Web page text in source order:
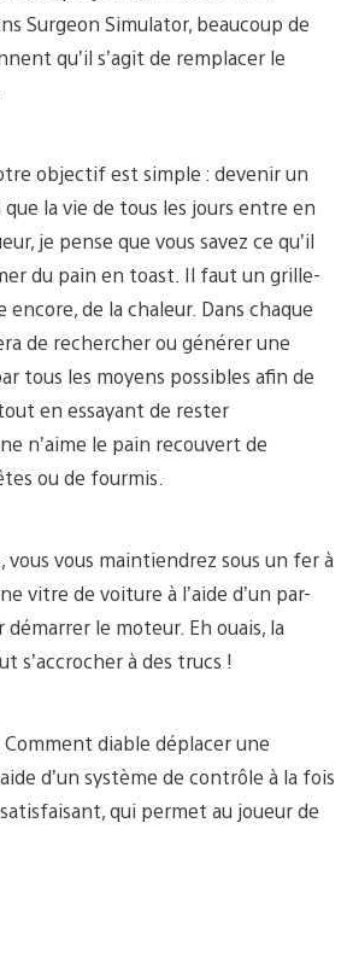
Surgeon Simulator, beaucoup de
qu’il s’agit de remplacer le
objectif est simple : devenir un
que la vie de tous les jours entre en
je pense que vous savez ce qu’il
du pain en toast. Il faut un grille-
encore, de la chaleur. Dans chaque
de rechercher ou générer une
tous les moyens possibles afin de
en essayant de rester
n’aime le pain recouvert de
ou de fourmis.
vous vous maintiendrez sous un fer à
vitre de voiture à l’aide d’un par-
le moteur. Eh ouais, la
s’accrocher à des trucs !
Comment diable déplacer une
d’un système de contrôle à la fois
qui permet au joueur de